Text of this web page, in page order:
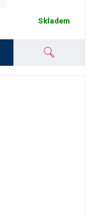
Skladem